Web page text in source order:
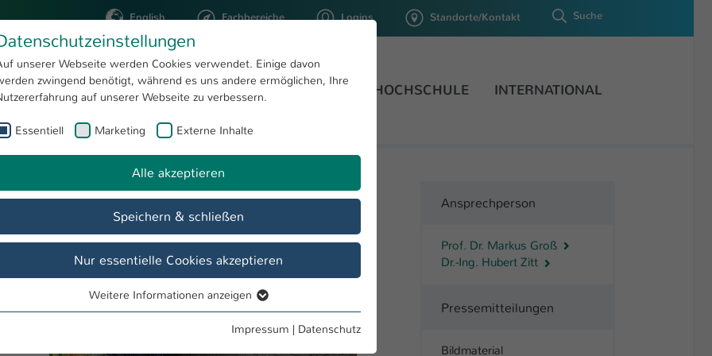
English Fachbereiche Logins Standorte/Kontakt Suche
STUDIUM FORSCHUNG HOCHSCHULE INTERNATIONAL
Hochschuldozenten vertreten Zweibrücken bei SWR-Format „Stadt Land Quiz“
Show larger version
am
der
Dr.
Ansprechperson
Prof. Dr. Markus Groß
Dr.-Ing. Hubert Zitt
Pressemitteilungen
Bildmaterial
unserer Webseite werden Cookies verwendet. Einige davon
zwingend benötigt, während es uns andere ermöglichen, Ihre
auf unserer Webseite zu verbessern.
Essentiell Marketing Externe Inhalte
Alle akzeptieren
Speichern & schließen
Nur essentielle Cookies akzeptieren
Essentielle Cookies werden für grundlegende Funktionen der
Weitere Informationen anzeigen
Impressum | Datenschutz